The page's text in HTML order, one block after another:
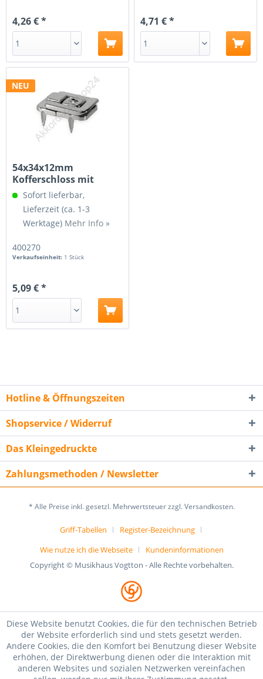
4,26 € * 4,71 € *
NEU
54x34x12mm
Kofferschloss mit
Befestigungsfüßen,...
Sofort lieferbar,
Lieferzeit (ca. 1-3
Werktage) Mehr Info »
400270
Verkaufseinheit: 1 Stück
5,09 € *
Hotline & Öffnungszeiten
Shopservice / Widerruf
Das Kleingedruckte
Zahlungsmethoden / Newsletter
* Alle Preise inkl. gesetzl. Mehrwertsteuer zzgl. Versandkosten.
Griff-Tabellen
Register-Bezeichnung
Wie nutze ich die Webseite
Kundeninformationen
Copyright © Musikhaus Vogtton - Alle Rechte vorbehalten.
Diese Website benutzt Cookies, die für den technischen Betrieb
der Website erforderlich sind und stets gesetzt werden.
Andere Cookies, die den Komfort bei Benutzung dieser Website
erhöhen, der Direktwerbung dienen oder die Interaktion mit
anderen Websites und sozialen Netzwerken vereinfachen